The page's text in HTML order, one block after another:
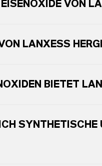
EISENOXIDE VON
LANXESS
BIETET
SYNTHETISCHE